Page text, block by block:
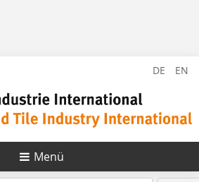
DE EN
Menü